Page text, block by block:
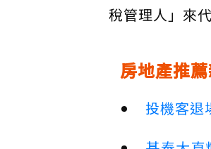
稅管理人」來
房地產推
投機客退